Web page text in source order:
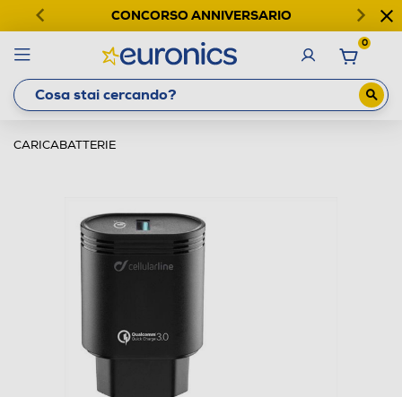
CONCORSO ANNIVERSARIO
0
CARICABATTERIE